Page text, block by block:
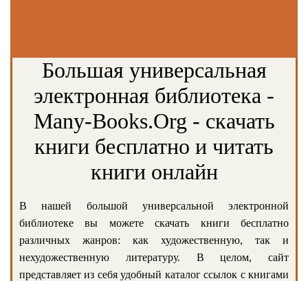
Большая универсальная
электронная библиотека -
Many-Books.Org - скачать
книги бесплатно и читать
книги онлайн
В нашей большой универсальной электронной
библиотеке вы можете скачать книги бесплатно
различных жанров: как художественную, так и
нехудожественную литературу. В целом, сайт
представляет из себя удобный каталог ссылок с книгами